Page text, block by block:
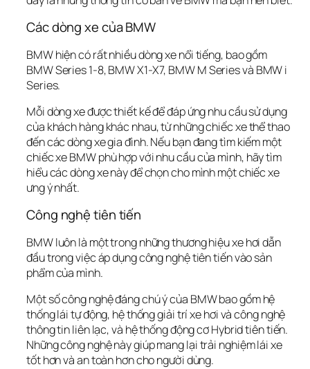
Các dòng xe của BMW
BMW hiện có rất nhiều dòng xe nổi tiếng, bao gồm
BMW Series 1-8, BMW X1-X7, BMW M Series và BMW i
Series.
Mỗi dòng xe được thiết kế để đáp ứng nhu cầu sử dụng
của khách hàng khác nhau, từ những chiếc xe thể thao
đến các dòng xe gia đình. Nếu bạn đang tìm kiếm một
chiếc xe BMW phù hợp với nhu cầu của mình, hãy tìm
hiểu các dòng xe này để chọn cho mình một chiếc xe
ưng ý nhất.
Công nghệ tiên tiến
BMW luôn là một trong những thương hiệu xe hơi dẫn
đầu trong việc áp dụng công nghệ tiên tiến vào sản
phẩm của mình.
Một số công nghệ đáng chú ý của BMW bao gồm hệ
thống lái tự động, hệ thống giải trí xe hơi và công nghệ
thông tin liên lạc, và hệ thống động cơ Hybrid tiên tiến.
Những công nghệ này giúp mang lại trải nghiệm lái xe
tốt hơn và an toàn hơn cho người dùng.